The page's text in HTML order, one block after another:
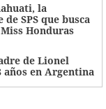
la
SPS que busca
Honduras
de Lionel
años en Argentina